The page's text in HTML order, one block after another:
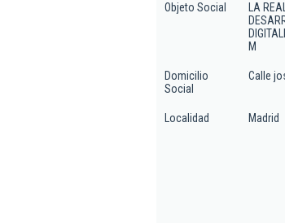
Objeto Social
LA
M
Domicilio
Social
Calle
Localidad Madrid